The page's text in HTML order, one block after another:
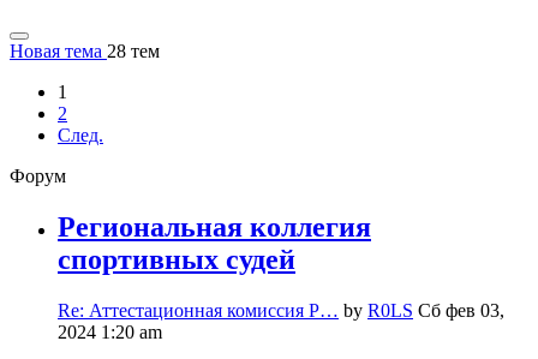
Новая тема 28 тем
1
2
След.
Форум
Региональная коллегия
спортивных судей
Re: Аттестационная комиссия Р… by R0LS Сб фев 03,
2024 1:20 am